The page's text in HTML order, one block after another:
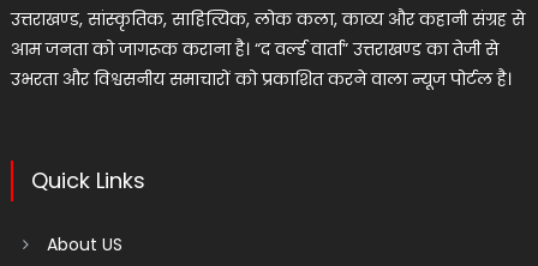
उत्तराखण्ड, सांस्कृतिक, साहित्यिक, लोक कला, काव्य और कहानी संग्रह से
आम जनता को जागरूक कराना है। “द वर्ल्ड वार्ता” उत्तराखण्ड का तेजी से
उभरता और विश्वसनीय समाचारों को प्रकाशित करने वाला न्यूज पोर्टल है।
Quick Links
About US